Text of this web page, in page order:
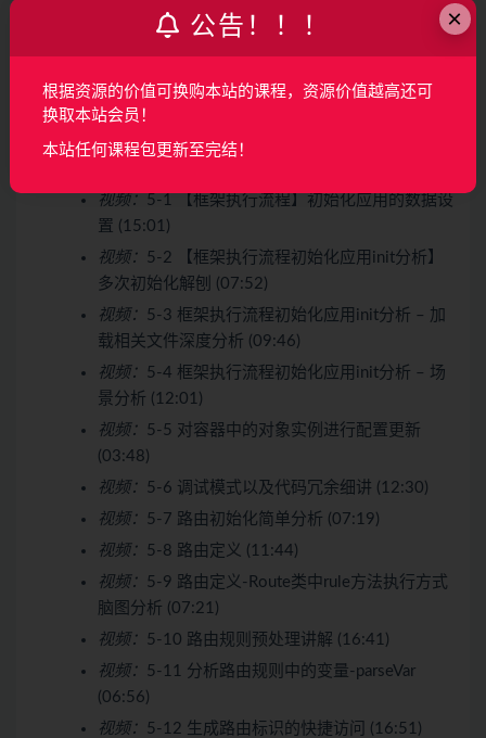
本章主要先分析框架执行流程再分析什么是路由，路
由可以帮大家解决什么问题，为什么要学习他、rule相
最后实战让大家彻底理解路由。
收起列表
视频： 5-1 【框架执行流程】初始化应用的数据设
置 (15:01)
视频： 5-2 【框架执行流程初始化应用init分析】
多次初始化解刨 (07:52)
视频： 5-3 框架执行流程初始化应用init分析 – 加
载相关文件深度分析 (09:46)
视频： 5-4 框架执行流程初始化应用init分析 – 场
景分析 (12:01)
视频： 5-5 对容器中的对象实例进行配置更新
(03:48)
视频： 5-6 调试模式以及代码冗余细讲 (12:30)
视频： 5-7 路由初始化简单分析 (07:19)
视频： 5-8 路由定义 (11:44)
视频： 5-9 路由定义-Route类中rule方法执行方式
脑图分析 (07:21)
视频： 5-10 路由规则预处理讲解 (16:41)
视频： 5-11 分析路由规则中的变量-parseVar
(06:56)
视频： 5-12 生成路由标识的快捷访问 (16:51)
×
公告！！！
根据资源的价值可换购本站的课程，资源价值越高还可
换取本站会员！
本站任何课程包更新至完结！